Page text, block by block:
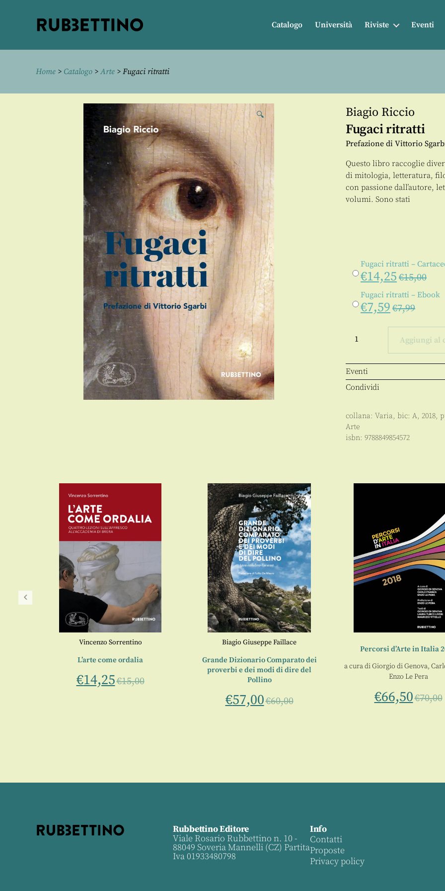
Catalogo Università Riviste Eventi
Home > Catalogo >Arte > Fugaci ritratti
🔍 Biagio Riccio
Fugaci ritratti
Prefazione di Vittorio
Questo libro raccoglie
di mitologia, letteratura,
con passione dall’autore,
volumi. Sono stati
Fugaci ritratti –
€14,25 €15,00
Fugaci ritratti – Ebook
€7,59 €7,99
ritratti
Aggiungi al
Eventi
Condividi
collana: Varia, bic: A, 2018,
Arte
isbn: 9788849854572
Vincenzo Sorrentino
L’arte come ordalia
€14,25€15,00
Biagio Giuseppe Faillace
Grande Dizionario Comparato dei
proverbi e dei modi di dire del
Pollino
€57,00€60,00
Percorsi d’Arte in Italia
a cura diGiorgio di Genova,
Enzo Le Pera
€66,50€70,00
Rubbettino Editore
Viale Rosario Rubbettino n. 10 -
88049 Soveria Mannelli (CZ) Partita
Iva 01933480798
Info
Contatti
Proposte
Privacy policy